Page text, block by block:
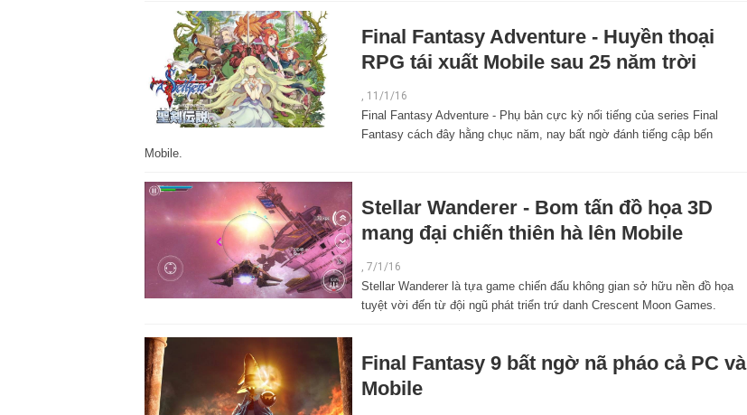
Final Fantasy Adventure - Huyền thoại
RPG tái xuất Mobile sau 25 năm trời
, 11/1/16
Final Fantasy Adventure - Phụ bản cực kỳ nổi tiếng của series Final
Fantasy cách đây hằng chục năm, nay bất ngờ đánh tiếng cập bến
Mobile.
Stellar Wanderer - Bom tấn đồ họa 3D
mang đại chiến thiên hà lên Mobile
, 7/1/16
Stellar Wanderer là tựa game chiến đấu không gian sở hữu nền đồ họa
tuyệt vời đến từ đội ngũ phát triển trứ danh Crescent Moon Games.
Final Fantasy 9 bất ngờ nã pháo cả PC và
Mobile